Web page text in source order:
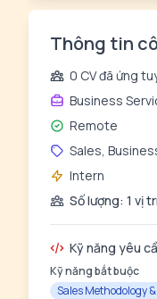
Thông tin
0 CV đã ứng
Business
Remote
Sales,
Intern
Số lượng: 1 vị
Kỹ năng yêu
Kỹ năng bắt buộc
Sales Methodology